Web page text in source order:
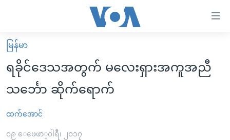
လွယ်ကူ
စေ
များ
ပင်မ
မူလစာမျက်နှာ
မြန်မာ
ကမ္ဘာ့သတင်းများ
နိုင်ငံတကာ
ဗွီဒီယို
သတင်းလွတ်လပ်ခွင့်
မြန်မာ
ရခိုင်ဒေသအတွက် မလေးရှားအကူအညီ
သင်္ဘော ဆိုက်ရောက်
ထက်အောင်
၀၉ ေဖေဖာ္၀ါရီ၊ ၂၀၁၇